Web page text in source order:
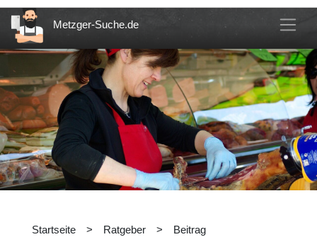
Metzger-Suche.de
Startseite > Ratgeber > Beitrag